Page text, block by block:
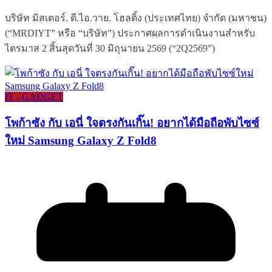
บริษัท มิสเตอร์. ดี.ไอ.วาย. โฮลดิ้ง (ประเทศไทย) จำกัด (มหาชน)
(“MRDIYT” หรือ “บริษัท”) ประกาศผลการดำเนินงานสำหรับ
ไตรมาส 2 สิ้นสุดวันที่ 30 มิถุนายน 2569 (“2Q2569”)
IT - GADGET
โพก้าซัง กับ เอนี่ ใจตรงกันเกิ๊น! อยากได้มือถือพับไซซ์
ใหม่ Samsung Galaxy Z Fold8